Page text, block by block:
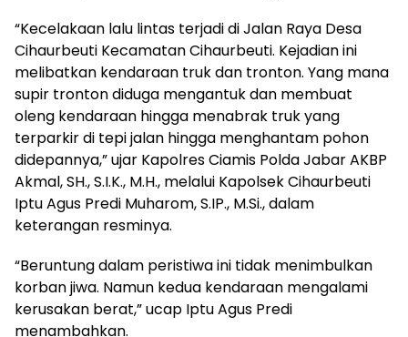
“Kecelakaan lalu lintas terjadi di Jalan Raya Desa
Cihaurbeuti Kecamatan Cihaurbeuti. Kejadian ini
melibatkan kendaraan truk dan tronton. Yang mana
supir tronton diduga mengantuk dan membuat
oleng kendaraan hingga menabrak truk yang
terparkir di tepi jalan hingga menghantam pohon
didepannya,” ujar Kapolres Ciamis Polda Jabar AKBP
Akmal, SH., S.I.K., M.H., melalui Kapolsek Cihaurbeuti
Iptu Agus Predi Muharom, S.IP., M.Si., dalam
keterangan resminya.
“Beruntung dalam peristiwa ini tidak menimbulkan
korban jiwa. Namun kedua kendaraan mengalami
kerusakan berat,” ucap Iptu Agus Predi
menambahkan.